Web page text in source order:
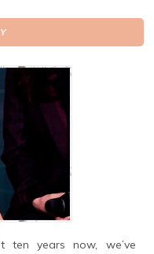
ten years now, we’ve